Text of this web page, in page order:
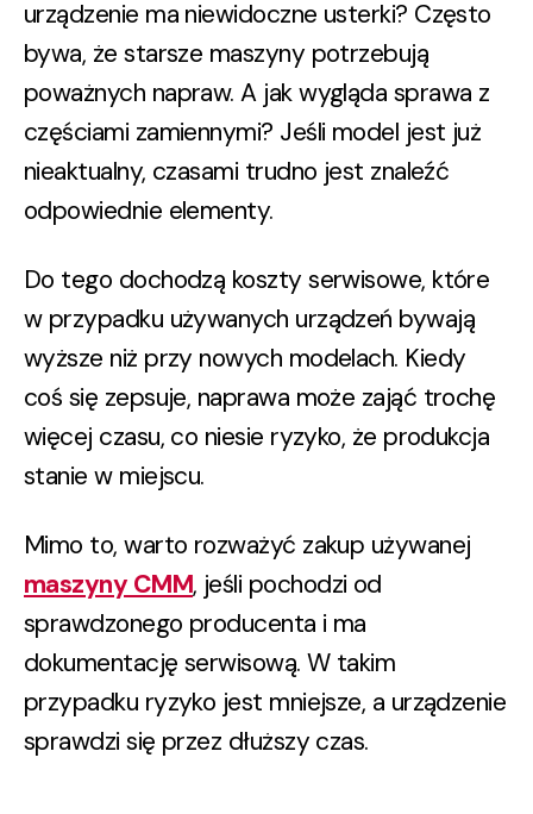
urządzenie ma niewidoczne usterki? Często
bywa, że starsze maszyny potrzebują
poważnych napraw. A jak wygląda sprawa z
częściami zamiennymi? Jeśli model jest już
nieaktualny, czasami trudno jest znaleźć
odpowiednie elementy.
Do tego dochodzą koszty serwisowe, które
w przypadku używanych urządzeń bywają
wyższe niż przy nowych modelach. Kiedy
coś się zepsuje, naprawa może zająć trochę
więcej czasu, co niesie ryzyko, że produkcja
stanie w miejscu.
Mimo to, warto rozważyć zakup używanej
maszyny CMM, jeśli pochodzi od
sprawdzonego producenta i ma
dokumentację serwisową. W takim
przypadku ryzyko jest mniejsze, a urządzenie
sprawdzi się przez dłuższy czas.